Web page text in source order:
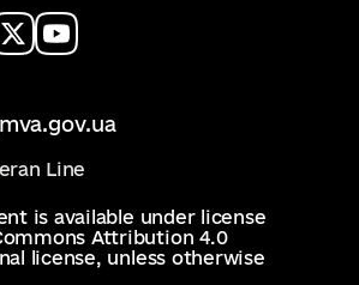
Line
is available under license
Attribution 4.0
license, unless otherwise